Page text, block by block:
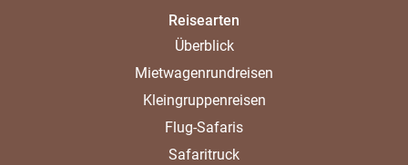
Reisearten
Überblick
Mietwagenrundreisen
Kleingruppenreisen
Flug-Safaris
Safaritruck